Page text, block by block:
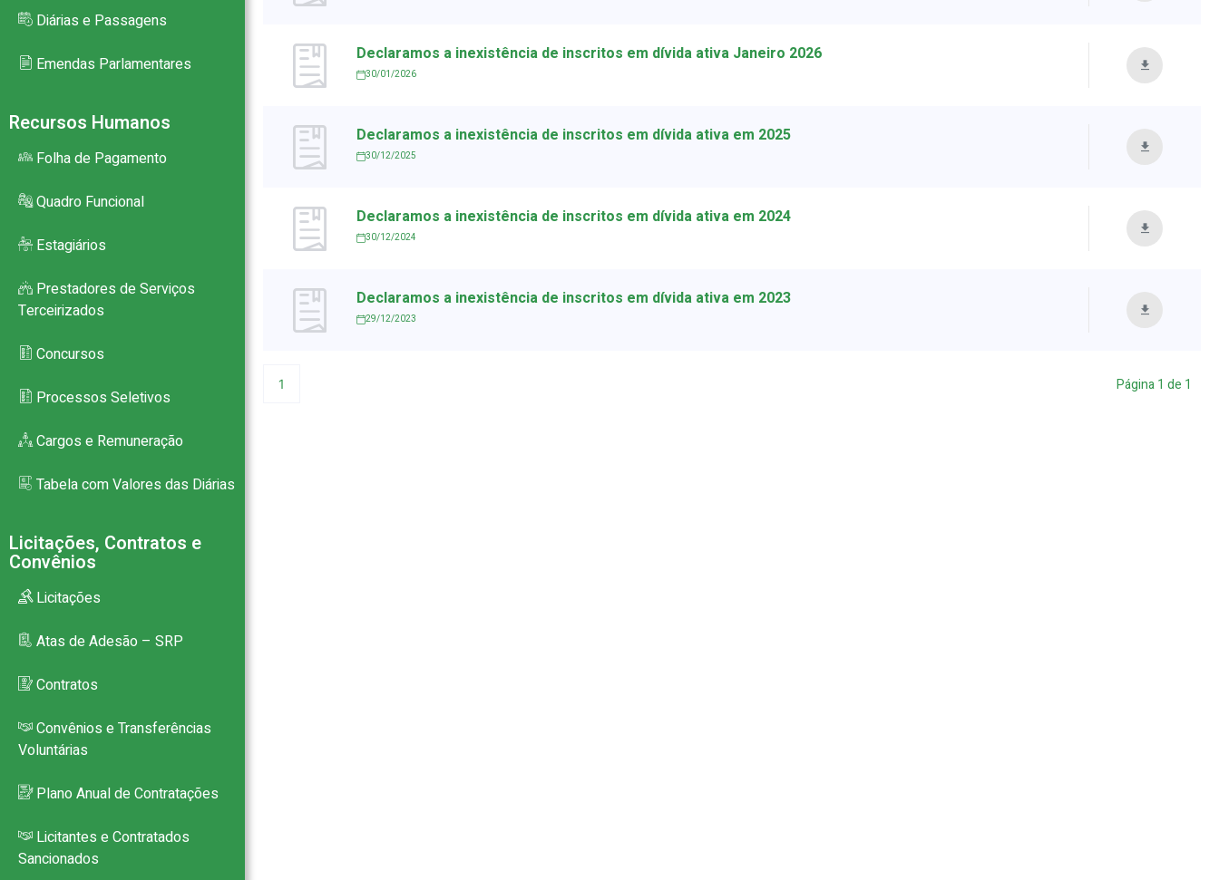
Diárias e Passagens
Emendas Parlamentares
Recursos Humanos
Folha de Pagamento
Quadro Funcional
Estagiários
Prestadores de Serviços
Terceirizados
Concursos
Processos Seletivos
Cargos e Remuneração
Tabela com Valores das Diárias
Licitações, Contratos e
Convênios
Licitações
Atas de Adesão – SRP
Contratos
Convênios e Transferências
Voluntárias
Plano Anual de Contratações
Licitantes e Contratados
Sancionados
Declaramos a inexistência de inscritos em dívida ativa Janeiro 2026
30/01/2026
Declaramos a inexistência de inscritos em dívida ativa em 2025
30/12/2025
Declaramos a inexistência de inscritos em dívida ativa em 2024
30/12/2024
Declaramos a inexistência de inscritos em dívida ativa em 2023
29/12/2023
1 Página1 de 1